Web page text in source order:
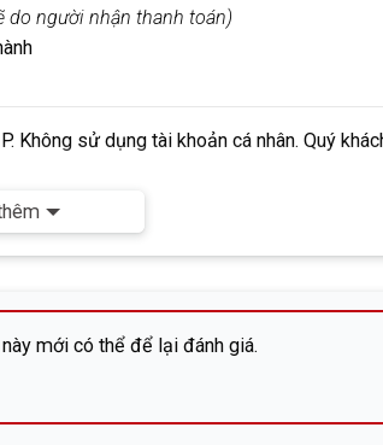
do người nhận thanh toán)
Không sử dụng tài khoản cá nhân. Quý
mới có thể để lại đánh giá.